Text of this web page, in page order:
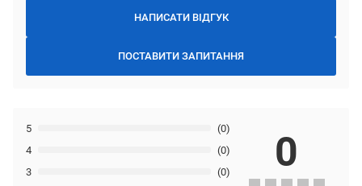
НАПИСАТИ ВІДГУК
ПОСТАВИТИ ЗАПИТАННЯ
3 (0)
4 (0)
5 (0)
0